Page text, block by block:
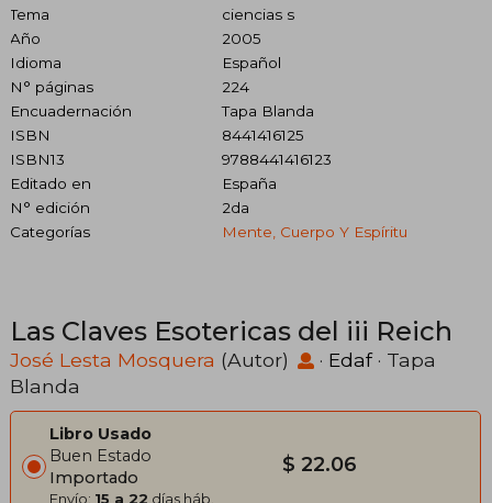
Tema
ciencias s
Año
2005
Idioma
Español
N° páginas
224
Encuadernación
Tapa Blanda
ISBN
8441416125
ISBN13
9788441416123
Editado en
España
N° edición
2da
Categorías
Mente, Cuerpo Y Espíritu
Las Claves Esotericas del iii Reich
José Lesta Mosquera (Autor) · Edaf· Tapa
Blanda
Libro Usado
Buen Estado
Importado
Envío: 15 a 22 días háb.
$ 22.06